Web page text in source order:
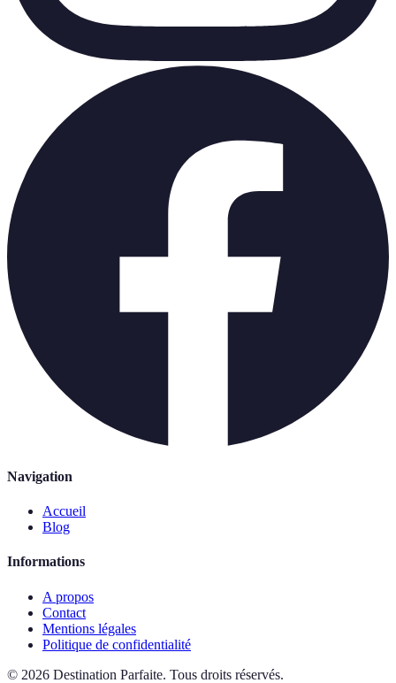
Navigation
Accueil
Blog
Informations
A propos
Contact
Mentions légales
Politique de confidentialité
© 2026 Destination Parfaite. Tous droits réservés.